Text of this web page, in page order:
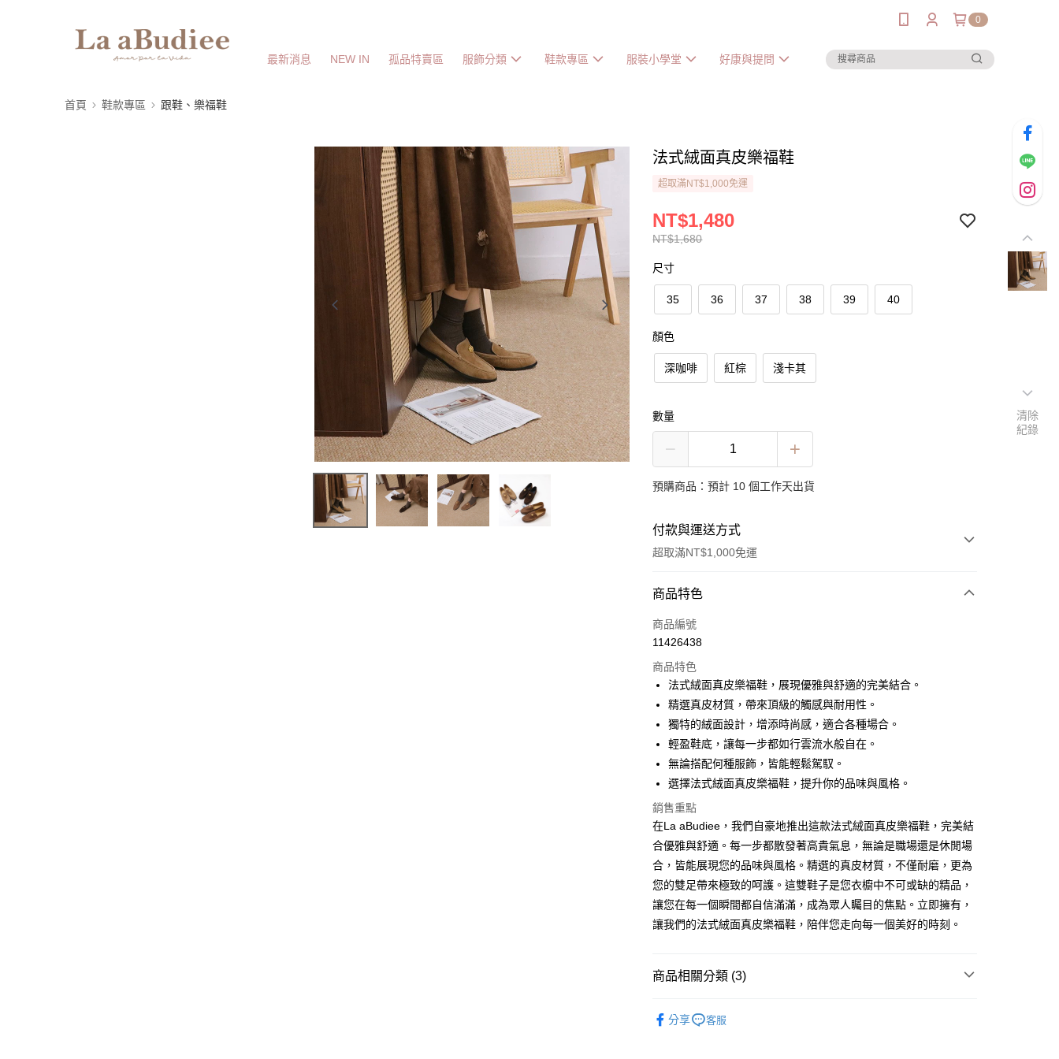
0
最新消息 NEW IN 孤品特賣區 服飾分類 鞋款專區 服裝小學堂 好康與提問
首頁 鞋款專區 跟鞋、樂福鞋
法式絨面真皮樂福鞋
超取滿NT$1,000免運
NT$1,680
NT$1,480
尺寸
35 36 37 38 39 40
顏色
深咖啡 紅棕 淺卡其
數量
預購商品：預計 10 個工作天出貨
付款與運送方式
超取滿NT$1,000免運
付款方式
信用卡一次付款
街口支付
悠遊付
ATM付款
貨到付款
付款後全家純取貨
每筆NT$100，滿NT$1,000(含以上)免運費
付款後7-11純取貨
每筆NT$100，滿NT$1,500(含以上)免運費
每筆NT$100，滿NT$1,000(含以上)免運費
每筆NT$100，滿NT$1,000(含以上)免運費
商品特色
商品編號
11426438
商品特色
法式絨面真皮樂福鞋，展現優雅與舒適的完美結合。
精選真皮材質，帶來頂級的觸感與耐用性。
獨特的絨面設計，增添時尚感，適合各種場合。
輕盈鞋底，讓每一步都如行雲流水般自在。
無論搭配何種服飾，皆能輕鬆駕馭。
選擇法式絨面真皮樂福鞋，提升你的品味與風格。
銷售重點
在La aBudiee，我們自豪地推出這款法式絨面真皮樂福鞋，完美結
合優雅與舒適。每一步都散發著高貴氣息，無論是職場還是休閒場
合，皆能展現您的品味與風格。精選的真皮材質，不僅耐磨，更為
您的雙足帶來極致的呵護。這雙鞋子是您衣櫥中不可或缺的精品，
讓您在每一個瞬間都自信滿滿，成為眾人矚目的焦點。立即擁有，
讓我們的法式絨面真皮樂福鞋，陪伴您走向每一個美好的時刻。
商品相關分類 (3)
分享 客服
清除
紀錄